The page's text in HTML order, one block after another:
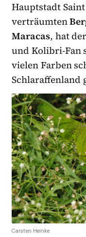
Hauptstadt
verträumten
Maracas, hat
und Kolibri-Fan
vielen Farben
Schlaraffenland
Carsten Heinke